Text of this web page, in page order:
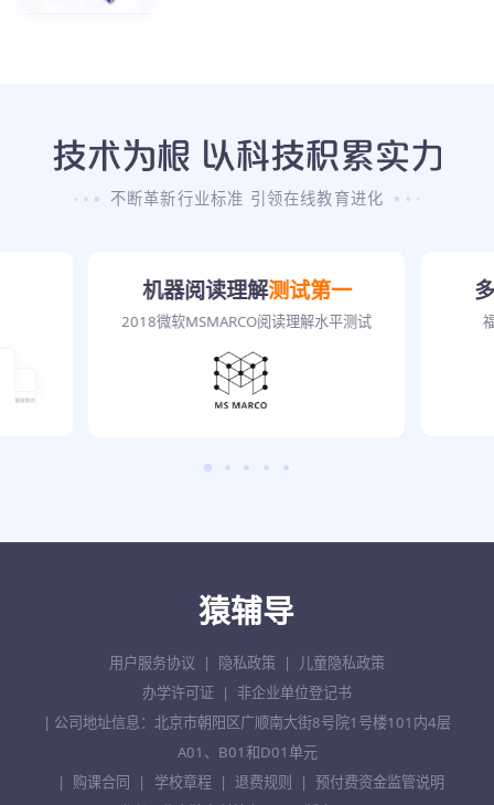
不断革新行业标准 引领在线教育进化
机器阅读理解测试第一
2018微软MSMARCO阅读理解水平测试
用户服务协议 | 隐私政策 |
儿童隐私政策
办学许可证
|
非企业单位登记书
| 公司地址信息：北京市朝阳区广顺南大街8号院1号楼101内4层
A01、B01和D01单元
|
购课合同 | 学校章程 | 退费规则 | 预付费资金监管说明